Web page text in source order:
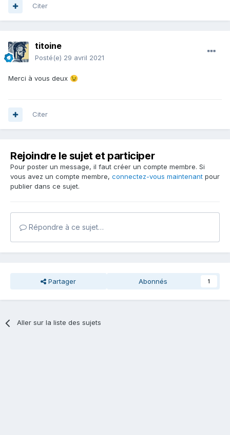
Citer
titoine
Posté(e) 29 avril 2021
Merci à vous deux 😉
Citer
Rejoindre le sujet et participer
Pour poster un message, il faut créer un compte membre. Si
vous avez un compte membre, connectez-vous maintenant pour
publier dans ce sujet.
Répondre à ce sujet…
Partager Abonnés 1
Aller sur la liste des sujets